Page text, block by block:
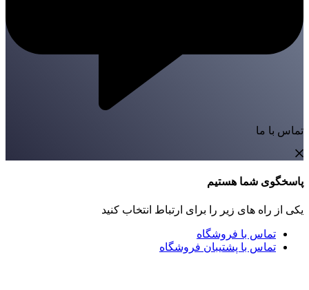
تماس با ما
پاسخگوی شما هستیم
یکی از راه های زیر را برای ارتباط انتخاب کنید
تماس با فروشگاه
تماس با پشتیبان فروشگاه